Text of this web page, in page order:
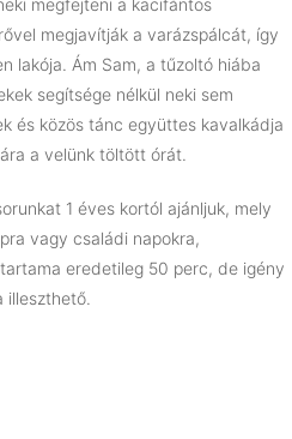
megfejteni a kacifántos
megjavítják a varázspálcát, így
lakója. Ám Sam, a tűzoltó hiába
segítsége nélkül neki sem
és közös tánc együttes kavalkádja
a velünk töltött órát.
1 éves kortól ajánljuk, mely
vagy családi napokra,
eredetileg 50 perc, de igény
illeszthető.